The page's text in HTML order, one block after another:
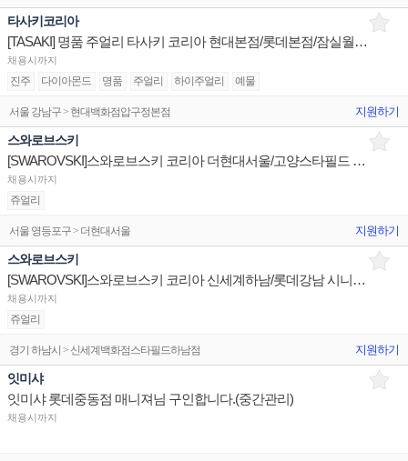
타사키코리아
[TASAKI] 명품 주얼리 타사키 코리아 현대본점/롯데본점/잠실월드타워 판매사원 채용
채용시까지
진주 다이아몬드 명품 주얼리 하이주얼리 예물
서울 강남구 > 현대백화점압구정본점 지원하기
스와로브스키
[SWAROVSKI]스와로브스키 코리아 더현대서울/고양스타필드 시니어/주니어 채용
채용시까지
쥬얼리
서울 영등포구 > 더현대서울 지원하기
스와로브스키
[SWAROVSKI]스와로브스키 코리아 신세계하남/롯데강남 시니어/주니어 채용
채용시까지
쥬얼리
경기 하남시 > 신세계백화점스타필드하남점 지원하기
잇미샤
잇미샤 롯데중동점 매니져님 구인합니다.(중간관리)
채용시까지